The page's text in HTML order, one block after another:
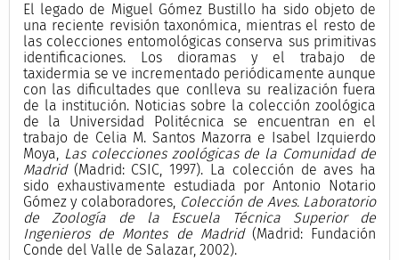
El legado de Miguel Gómez Bustillo ha sido objeto de
una reciente revisión taxonómica, mientras el resto de
las colecciones entomológicas conserva sus primitivas
identificaciones. Los dioramas y el trabajo de
taxidermia se ve incrementado periódicamente aunque
con las dificultades que conlleva su realización fuera
de la institución. Noticias sobre la colección zoológica
de la Universidad Politécnica se encuentran en el
trabajo de Celia M. Santos Mazorra e Isabel Izquierdo
Moya, Las colecciones zoológicas de la Comunidad de
Madrid(Madrid: CSIC, 1997). La colección de aves ha
sido exhaustivamente estudiada por Antonio Notario
Gómez y colaboradores, Colección de Aves. Laboratorio
de Zoología de la Escuela Técnica Superior de
Ingenieros de Montes de Madrid(Madrid: Fundación
Conde del Valle de Salazar, 2002).